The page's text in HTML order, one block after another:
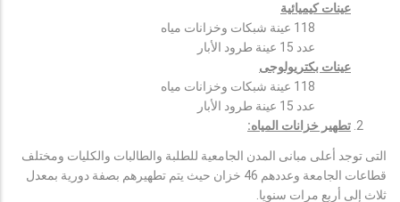
عينات كيميائية
118 عينة شبكات وخزانات مياه
عدد 15 عينة طرود الأبار
عينات بكتريولوجى
118 عينة شبكات وخزانات مياه
عدد 15 عينة طرود الأبار
تطهير خزانات المياه:
التى توجد أعلى مبانى المدن الجامعية للطلبة والطالبات والكليات ومختلف
قطاعات الجامعة وعددهم 46 خزان حيث يتم تطهيرهم بصفة دورية بمعدل
ثلاث إلى أربع مرات سنويا.